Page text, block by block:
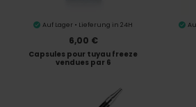
Auf Lager • Lieferung in 24H
6,00 €
Capsules pour tuyau freeze
vendues par 6